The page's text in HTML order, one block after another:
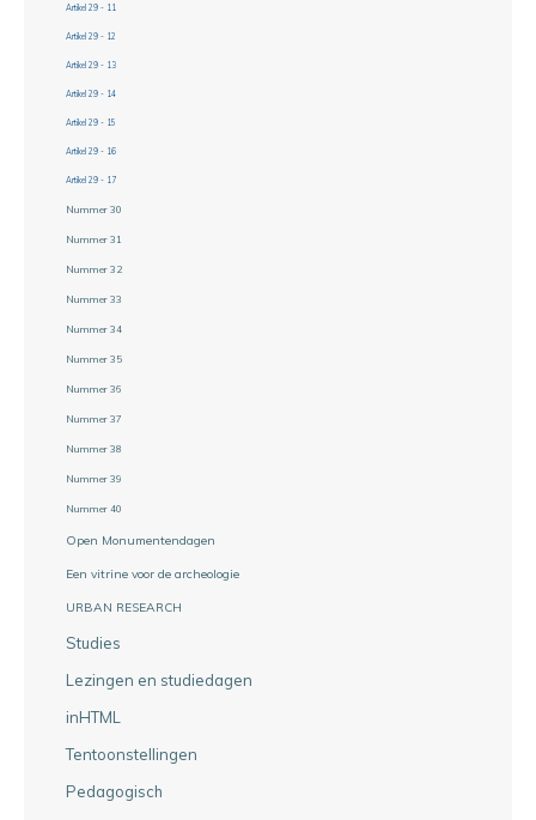
Artikel 29 - 11
Artikel 29 - 12
Artikel 29 - 13
Artikel 29 - 14
Artikel 29 - 15
Artikel 29 - 16
Artikel 29 - 17
Nummer 30
Nummer 31
Nummer 32
Nummer 33
Nummer 34
Nummer 35
Nummer 36
Nummer 37
Nummer 38
Nummer 39
Nummer 40
Open Monumentendagen
Een vitrine voor de archeologie
URBAN RESEARCH
Studies
Lezingen en studiedagen
inHTML
Tentoonstellingen
Pedagogisch